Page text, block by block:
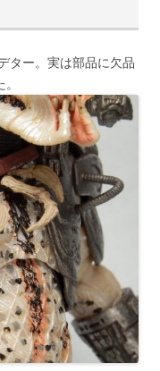
ター。実は部品に欠品